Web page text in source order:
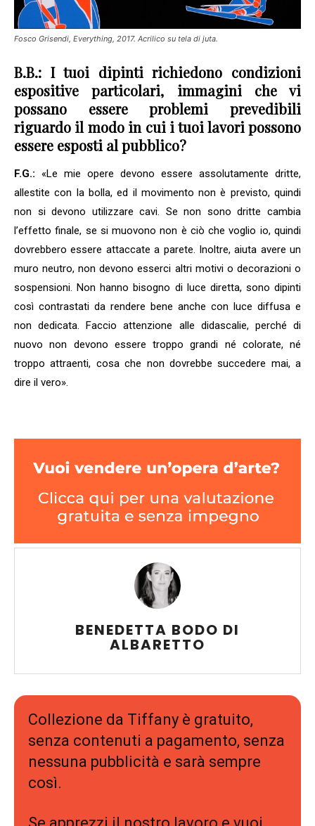
Fosco Grisendi, Everything, 2017. Acrilico su tela di juta.
B.B.: I tuoi dipinti richiedono condizioni
espositive particolari, immagini che vi
possano essere problemi prevedibili
riguardo il modo in cui i tuoi lavori possono
essere esposti al pubblico?
F.G.: «Le mie opere devono essere assolutamente dritte,
allestite con la bolla, ed il movimento non è previsto, quindi
non si devono utilizzare cavi. Se non sono dritte cambia
l’effetto finale, se si muovono non è ciò che voglio io, quindi
dovrebbero essere attaccate a parete. Inoltre, aiuta avere un
muro neutro, non devono esserci altri motivi o decorazioni o
sospensioni. Non hanno bisogno di luce diretta, sono dipinti
così contrastati da rendere bene anche con luce diffusa e
non dedicata. Faccio attenzione alle didascalie, perché di
nuovo non devono essere troppo grandi né colorate, né
troppo attraenti, cosa che non dovrebbe succedere mai, a
dire il vero».
BENEDETTA BODO DI
ALBARETTO
Collezione da Tiffany è gratuito,
senza contenuti a pagamento, senza
nessuna pubblicità e sarà sempre
così.